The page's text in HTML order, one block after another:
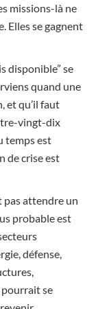
missions-là ne
Elles se gagnent
disponible” se
quand une
et qu’il faut
vingt-dix
temps est
de crise est
pas attendre un
probable est
défense,
se